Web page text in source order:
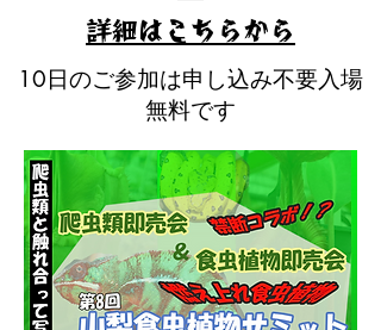
10日のご参加は申し込み不要入場
無料です
​詳細はこちらから